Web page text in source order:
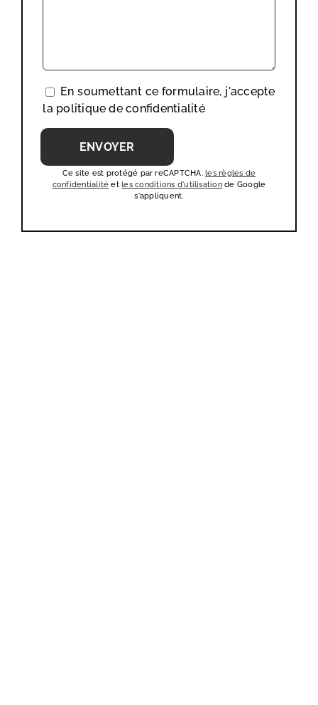
En soumettant ce formulaire, j'accepte
la politique de confidentialité
Ce site est protégé par reCAPTCHA.les règles de
confidentialité etles conditions d'utilisationde Google
s'appliquent.